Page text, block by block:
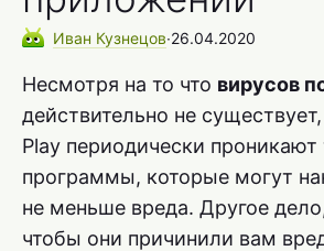
Иван Кузнецов∙26.04.2020
Несмотря на то что вирусов
действительно не
Play периодически проникают
программы, которые могут
не меньше вреда. Другое
чтобы они причинили вам